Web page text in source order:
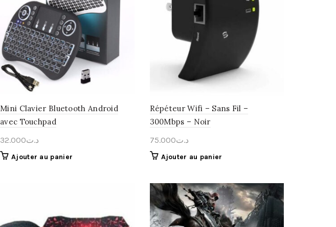
Mini Clavier Bluetooth Android
avec Touchpad
د.ت32.000
Ajouter au panier
Répéteur Wifi – Sans Fil –
300Mbps – Noir
د.ت75.000
Ajouter au panier